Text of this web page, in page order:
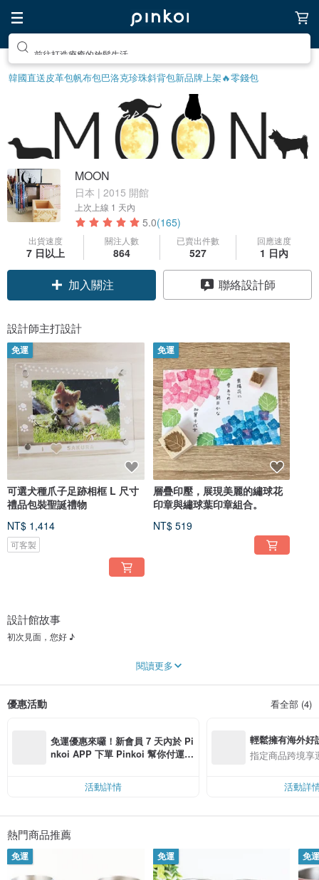
前往打造療癒的放鬆生活
韓國直送皮革包帆布包巴洛克珍珠斜背包新品牌上架🔥零錢包
MOON
日本 | 2015 開館
上次上線 1 天內
5.0(165)
出貨速度
7 日以上
關注人數
864
已賣出件數
527
回應速度
1 日內
加入關注 聯絡設計師
設計師主打設計
免運
可選犬種爪子足跡相框 L 尺寸
禮品包裝聖誕禮物
NT$ 1,414
可客製
免運
層疊印壓，展現美麗的繡球花
印章與繡球葉印章組合。
NT$ 519
設計館故事
初次見面，您好 ♪
我以鐳射加工，主要製作肉球設計雜貨。
如果有任何需求，歡迎隨時站內信詢問我「請問有沒有怎樣怎樣的商品嗎？」
閱讀更多
優惠活動 看全部 (4)
免運優惠來囉！新會員 7 天內於 Pi
nkoi APP 下單 Pinkoi 幫你付運
活動詳情
輕鬆擁有海外好
指定商品跨境享
活動詳
熱門商品推薦
免運 免運 免